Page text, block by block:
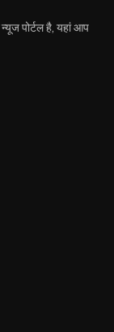
पोर्टल है, यहां आप